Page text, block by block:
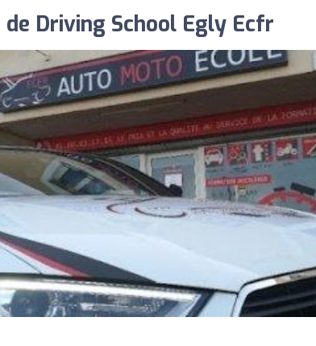
de Driving School Egly Ecfr